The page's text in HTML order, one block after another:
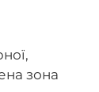
зона